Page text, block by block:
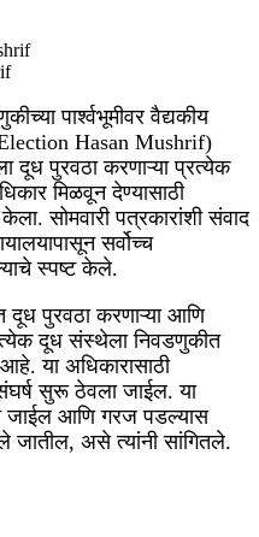
पार्श्वभूमीवर वैद्यकीय
Hasan Mushrif)
दूध पुरवठा करणाऱ्या प्रत्येक
मिळवून देण्यासाठी
सोमवारी पत्रकारांशी संवाद
सर्वोच्च
स्पष्ट केले.
दूध पुरवठा करणाऱ्या आणि
दूध संस्थेला निवडणुकीत
या अधिकारासाठी
सुरू ठेवला जाईल. या
जाईल आणि गरज पडल्यास
जातील, असे त्यांनी सांगितले.